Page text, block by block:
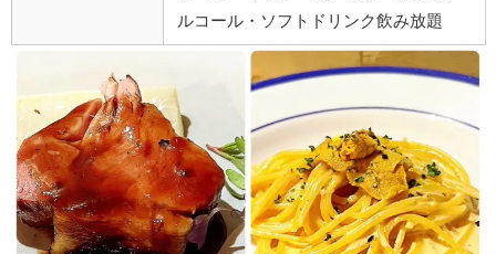
ルコール・ソフトドリンク飲み放題